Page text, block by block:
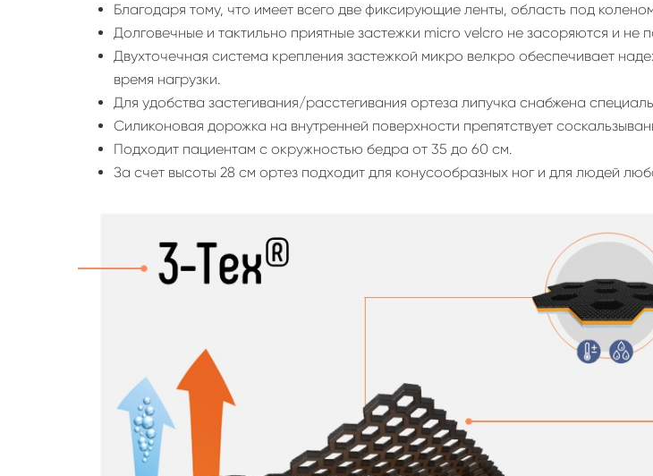
Благодаря тому, что имеет всего две фиксирующие ленты, область под
Долговечные и тактильно приятные застежки micro velcro не засоряются и не
Двухточечная система крепления застежкой микро велкро обеспечивает
время нагрузки.
Для удобства застегивания/расстегивания ортеза липучка снабжена
Силиконовая дорожка на внутренней поверхности препятствует
Подходит пациентам с окружностью бедра от 35 до 60 см.
За счет высоты 28 см ортез подходит для конусообразных ног и для людей